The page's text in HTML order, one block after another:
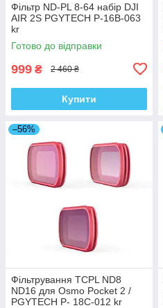
Фільтр ND-PL 8-64 набір DJI
AIR 2S PGYTECH P-16B-063
kr
Готово до відправки
999 ₴ 2 460 ₴
Купити
–56%
Фільтрування TCPL ND8
ND16 для Osmo Pocket 2 /
PGYTECH P- 18C-012 kr